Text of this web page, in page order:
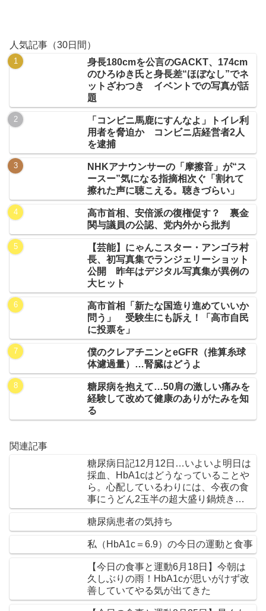
人気記事（30日間）
身長180cmを公言のGACKT、174cm
のひろゆき氏と身長差“ほぼなし”でネ
ットざわつき イベントでの写真が話
題
「コンビニ馬鹿にすんなよ」トイレ利
用者を脅迫か コンビニ店経営者2人
を逮捕
NHKアナウンサーの「摩擦音」が“ス
ースー”気になる指摘相次ぐ「割れて
擦れた声に聴こえる。聴きづらい」
高市首相、安倍派の復権促す？ 裏金
関与議員の公認、党内外から批判
【芸能】にゃんこスター・アンゴラ村
長、初写真集でランジェリーショット
公開 昨年はデジタル写真集が異例の
大ヒット
高市首相「新たな国造り進めていいか
問う」 受験生にも訴え！「高市自民
に投票を」
僕のクレアチニンとeGFR（推算糸球
体濾過量）…腎臓はどうよ
糖尿病を抱えて…50肩の激しい痛みを
経験して改めて健康のありがたみを知
る
関連記事
糖尿病日記12月12日…いよいよ明日は
採血、HbA1cはどうなっていることや
ら。心配しているわりには、今夜の食
事にうどん2玉半の超大盛り鍋焼きう
どん！
糖尿病患者の気持ち
私（HbA1c＝6.9）の今日の運動と食事
【今日の食事と運動6月18日】今朝は
久しぶりの雨！HbA1cが思いがけず改
善していてやる気が出てきた